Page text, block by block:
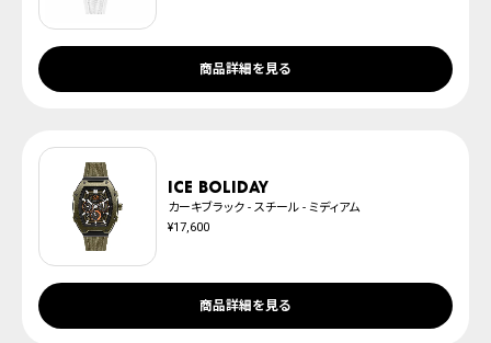
商品詳細を見る
ICE boliday
カーキブラック - スチール - ミディアム
¥17,600
商品詳細を見る